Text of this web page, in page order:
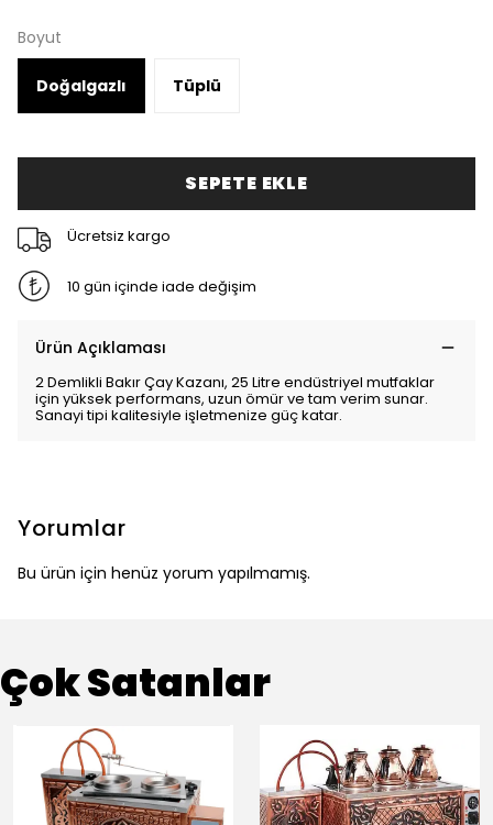
Boyut
Doğalgazlı Tüplü
SEPETE EKLE
Ücretsiz kargo
10 gün içinde iade değişim
Ürün Açıklaması
2 Demlikli Bakır Çay Kazanı, 25 Litre endüstriyel mutfaklar
için yüksek performans, uzun ömür ve tam verim sunar.
Sanayi tipi kalitesiyle işletmenize güç katar.
Yorumlar
Bu ürün için henüz yorum yapılmamış.
Çok Satanlar